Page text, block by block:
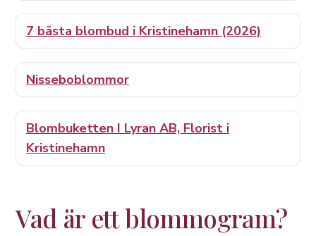
7 bästa blombud i Kristinehamn (2026)
Nisseboblommor
Blombuketten I Lyran AB, Florist i
Kristinehamn
Vad är ett blommogram?